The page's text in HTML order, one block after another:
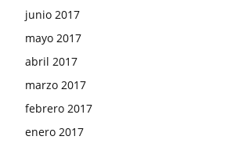
junio 2017
mayo 2017
abril 2017
marzo 2017
febrero 2017
enero 2017